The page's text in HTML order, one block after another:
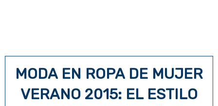
MODA EN ROPA DE MUJER
VERANO 2015: EL ESTILO